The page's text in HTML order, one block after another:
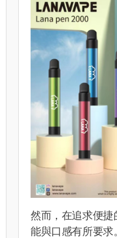
然而，在追求便
能與口感有所要